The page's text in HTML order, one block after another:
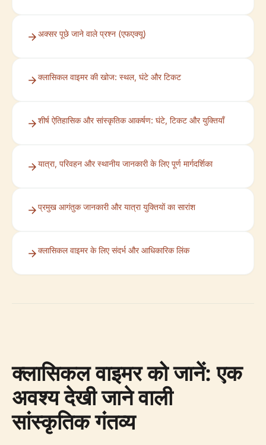
अक्सर पूछे जाने वाले प्रश्न (एफएक्यू)
क्लासिकल वाइमर की खोज: स्थल, घंटे और टिकट
शीर्ष ऐतिहासिक और सांस्कृतिक आकर्षण: घंटे, टिकट और युक्तियाँ
यात्रा, परिवहन और स्थानीय जानकारी के लिए पूर्ण मार्गदर्शिका
प्रमुख आगंतुक जानकारी और यात्रा युक्तियों का सारांश
क्लासिकल वाइमर के लिए संदर्भ और आधिकारिक लिंक
क्लासिकल वाइमर को जानें: एक
अवश्य देखी जाने वाली
सांस्कृतिक गंतव्य